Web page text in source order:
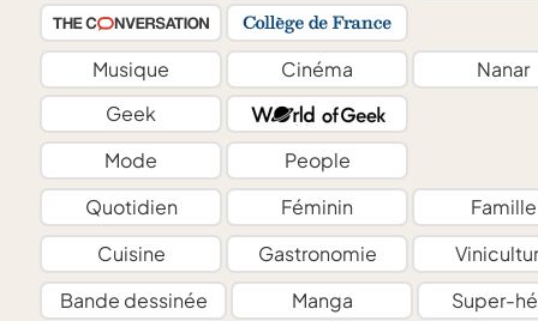
Musique Cinéma
Nanar
Geek
Mode
People
Quotidien
Féminin
Famille
Cuisine
Gastronomie
Bande dessinée
Manga Super-